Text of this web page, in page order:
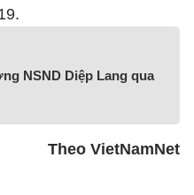
NSND Diệp Lang qua
Theo VietNamNet